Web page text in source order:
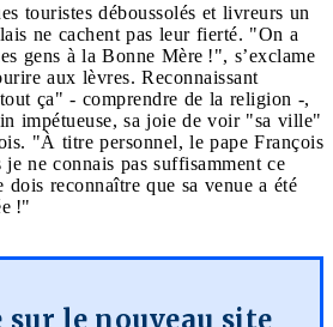
touristes déboussolés et livreurs un
ne cachent pas leur fierté. "On a
gens à la Bonne Mère !", s’exclame
aux lèvres. Reconnaissant
ça" - comprendre de la religion -,
impétueuse, sa joie de voir "sa ville"
"À titre personnel, le pape François
je ne connais pas suffisamment ce
reconnaître que sa venue a été
!"
sur le nouveau site